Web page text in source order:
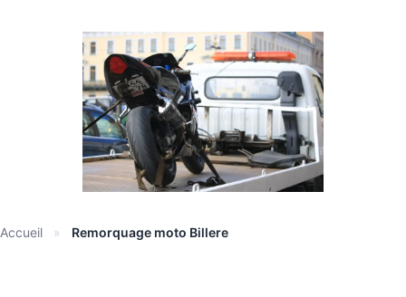
Accueil » Remorquage moto Billere